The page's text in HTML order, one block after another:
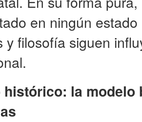
en ningún
y filosofía siguen
histórico: la modelo